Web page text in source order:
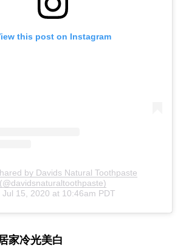
this post on Instagram
by Davids Natural Toothpaste
(@davidsnaturaltoothpaste)
Jul 15, 2020 at 10:46am PDT
家冷光美白